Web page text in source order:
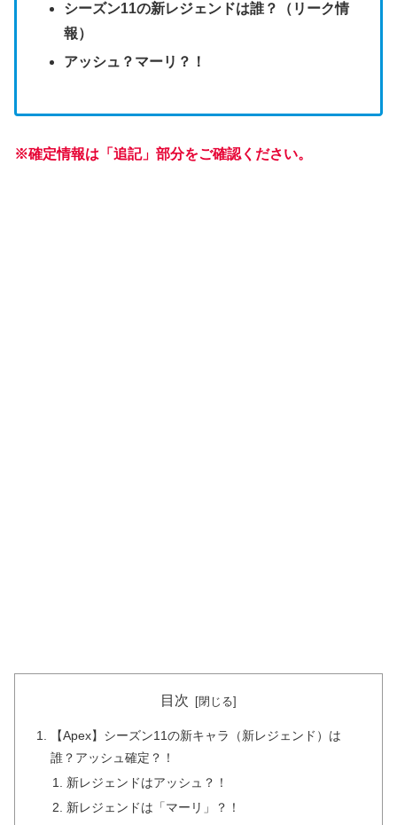
シーズン11の新レジェンドは誰？（リーク情
報）
アッシュ？マーリ？！
※確定情報は「追記」部分をご確認ください。
目次
【Apex】シーズン11の新キャラ（新レジェンド）は
誰？アッシュ確定？！
新レジェンドはアッシュ？！
新レジェンドは「マーリ」？！